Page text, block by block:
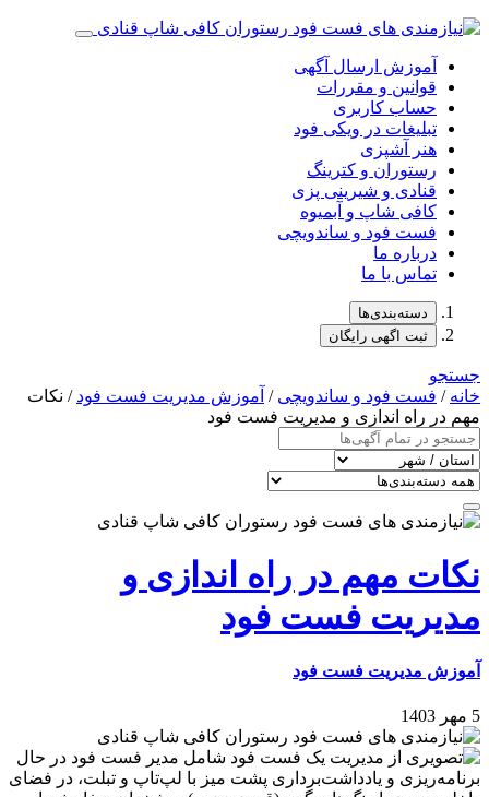
آموزش ارسال آگهی
قوانین و مقررات
حساب کاربری
تبلیغات در ویکی فود
هنر آشپزی
رستوران و کترینگ
قنادی و شیرینی پزی
کافی شاپ و آبمیوه
فست فود و ساندویچی
درباره ما
تماس با ما
دسته‌بندی‌ها
ثبت اگهی رایگان
جستجو
خانه / فست فود و ساندویچی / آموزش مدیریت فست فود / نکات
مهم در راه اندازی و مدیریت فست فود
نکات مهم در راه اندازی و
مدیریت فست فود
آموزش مدیریت فست فود
5 مهر 1403